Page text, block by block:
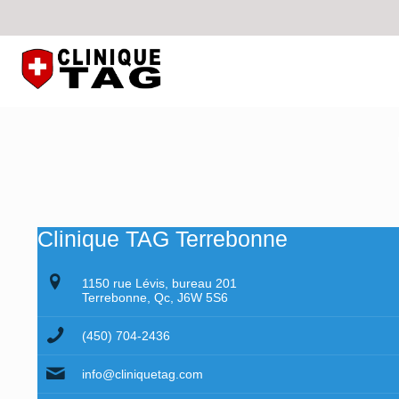
Clinique TAG Terrebonne
1150 rue Lévis, bureau 201
Terrebonne, Qc, J6W 5S6
(450) 704-2436
info@cliniquetag.com